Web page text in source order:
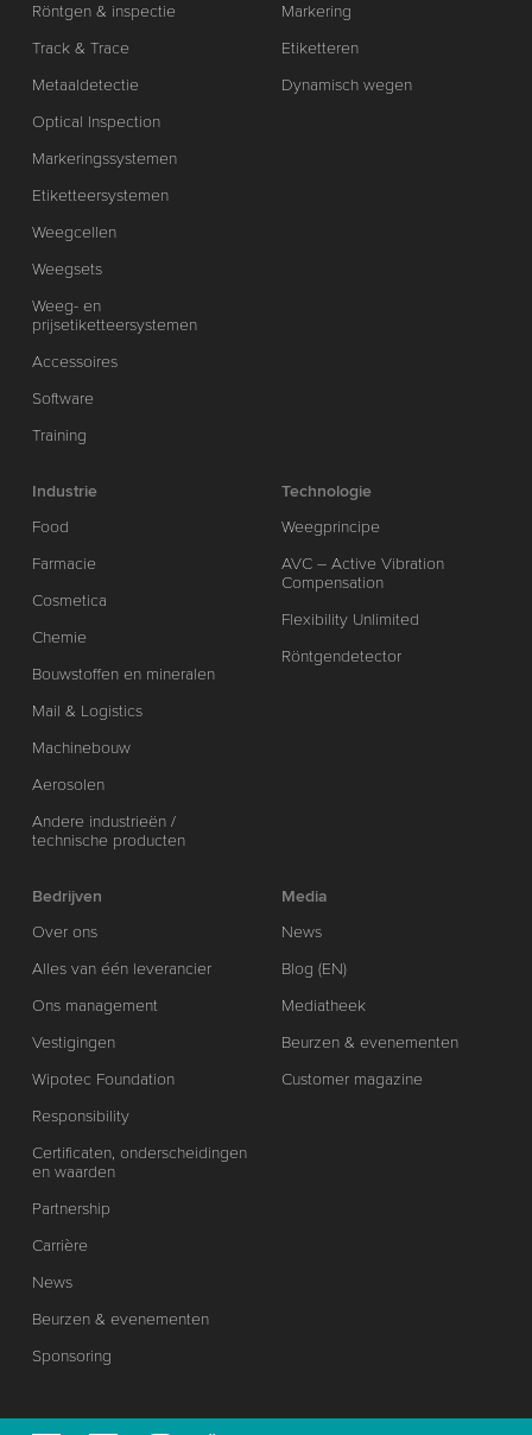
Röntgen & inspectie
Track & Trace
Metaaldetectie
Optical Inspection
Markeringssystemen
Etiketteersystemen
Weegcellen
Weegsets
Weeg- en
prijsetiketteersystemen
Accessoires
Software
Training
Markering
Etiketteren
Dynamisch wegen
Industrie
Food
Farmacie
Cosmetica
Chemie
Bouwstoffen en mineralen
Mail & Logistics
Machinebouw
Aerosolen
Andere industrieën /
technische producten
Technologie
Weegprincipe
AVC – Active Vibration
Compensation
Flexibility Unlimited
Röntgendetector
Bedrijven
Over ons
Alles van één leverancier
Ons management
Vestigingen
Wipotec Foundation
Responsibility
Certificaten, onderscheidingen
en waarden
Partnership
Carrière
News
Beurzen & evenementen
Sponsoring
Media
News
Blog (EN)
Mediatheek
Beurzen & evenementen
Customer magazine